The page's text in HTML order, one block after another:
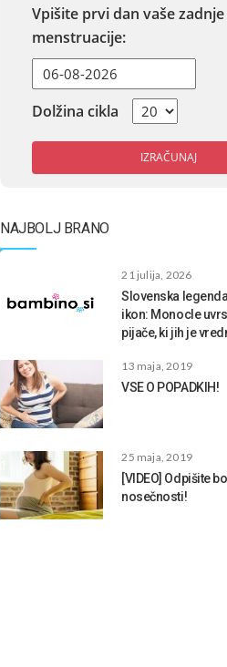
Vpišite prvi dan vaše zadnje
menstruacije:
Dolžina cikla
IZRAČUNAJ
NAJBOLJ BRANO
21 julija, 2026
Slovenska
ikon: Monocle
pijače, ki jih je
13 maja, 2019
VSE O POPADKIH!
25 maja, 2019
[VIDEO] Odpišite
nosečnosti!